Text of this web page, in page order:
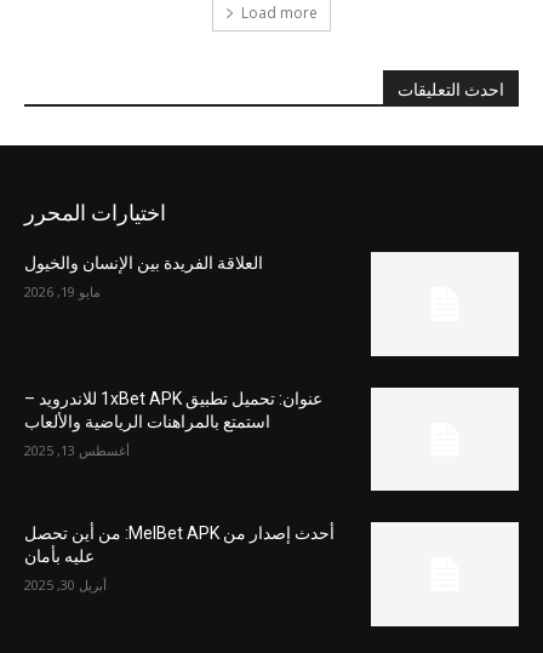
Load more
احدث التعليقات
اختيارات المحرر
العلاقة الفريدة بين الإنسان والخيول
مايو 19, 2026
عنوان: تحميل تطبيق 1xBet APK للاندرويد –
استمتع بالمراهنات الرياضية والألعاب
أغسطس 13, 2025
أحدث إصدار من MelBet APK: من أين تحصل
عليه بأمان
أبريل 30, 2025